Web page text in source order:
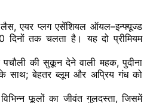
लैस, एयर प्लग एसेंशियल ऑयल–इन्फ्यूज्ड
तक चलता है। यह दो प्रीमियम
की सुकून देने वाली महक, पुदीना
साथ; बेहतर ब्लूम और अप्रिय गंध को
फूलों का जीवंत गुलदस्ता, जिसमें